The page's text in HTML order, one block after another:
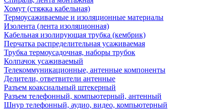
Хомут (стяжка кабельная)
Термоусаживаемые и изоляционные материалы
Изолента (лента изоляционная)
Кабельная изолирующая трубка (кембрик)
Перчатка распределительная усаживаемая
Трубка термоусадочная, наборы трубок
Колпачок усаживаемый
Телекоммуникационные, антенные компоненты
Делители, ответвители антенные
Разъем коаксиальный штекерный
Разъем телефонный, компьютерный, антенный
Шнур телефонный, аудио, видео, компьютерный